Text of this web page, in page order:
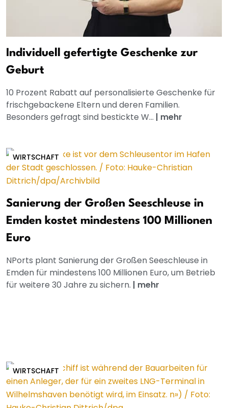
Individuell gefertigte Geschenke zur
Geburt
10 Prozent Rabatt auf personalisierte Geschenke für
frischgebackene Eltern und deren Familien.
Besonders gefragt sind bestickte W... | mehr
WIRTSCHAFT
Sanierung der Großen Seeschleuse in
Emden kostet mindestens 100 Millionen
Euro
NPorts plant Sanierung der Großen Seeschleuse in
Emden für mindestens 100 Millionen Euro, um Betrieb
für weitere 30 Jahre zu sichern. | mehr
WIRTSCHAFT